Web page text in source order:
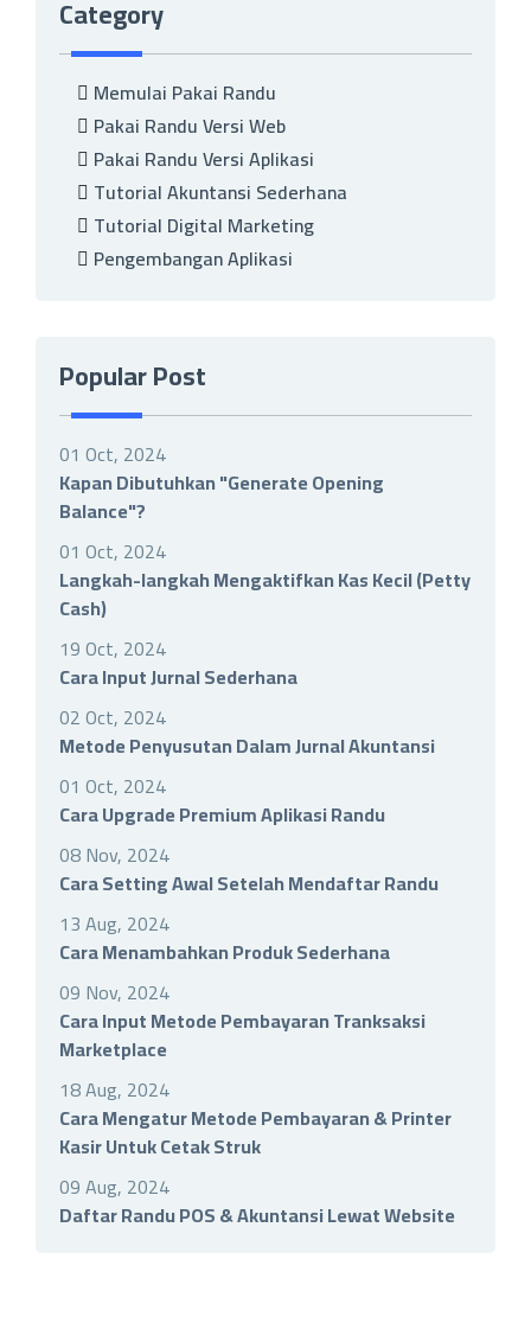
Category
Memulai Pakai Randu
Pakai Randu Versi Web
Pakai Randu Versi Aplikasi
Tutorial Akuntansi Sederhana
Tutorial Digital Marketing
Pengembangan Aplikasi
Popular Post
01 Oct, 2024
Kapan Dibutuhkan "Generate Opening
Balance"?
01 Oct, 2024
Langkah-langkah Mengaktifkan Kas Kecil (Petty
Cash)
19 Oct, 2024
Cara Input Jurnal Sederhana
02 Oct, 2024
Metode Penyusutan Dalam Jurnal Akuntansi
01 Oct, 2024
Cara Upgrade Premium Aplikasi Randu
08 Nov, 2024
Cara Setting Awal Setelah Mendaftar Randu
13 Aug, 2024
Cara Menambahkan Produk Sederhana
09 Nov, 2024
Cara Input Metode Pembayaran Tranksaksi
Marketplace
18 Aug, 2024
Cara Mengatur Metode Pembayaran & Printer
Kasir Untuk Cetak Struk
09 Aug, 2024
Daftar Randu POS & Akuntansi Lewat Website